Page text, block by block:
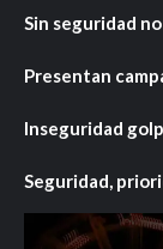
Sin seguridad
Presentan
Inseguridad
Seguridad,